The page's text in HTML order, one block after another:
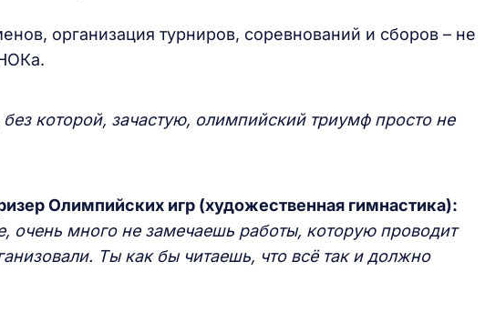
организация турниров, соревнований и сборов – не
которой, зачастую, олимпийский триумф просто не
Олимпийских игр (художественная гимнастика):
очень много не замечаешь работы, которую проводит
Ты как бы читаешь, что всё так и должно